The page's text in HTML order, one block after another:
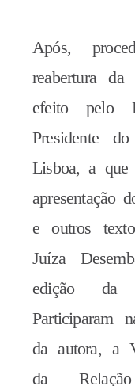
Após,
reabertura
efeito pelo
Presidente
Lisboa, a que
apresentação
e outros
Juíza
edição da
Participaram
da autora, a
da